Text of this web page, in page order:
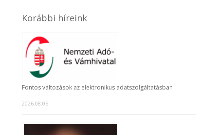
Korábbi híreink
Fontos változások az elektronikus adatszolgáltatásban
2026.08.05.